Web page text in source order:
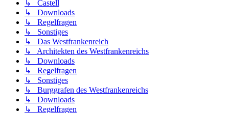
↳ Castell
↳ Downloads
↳ Regelfragen
↳ Sonstiges
↳ Das Westfrankenreich
↳ Architekten des Westfrankenreichs
↳ Downloads
↳ Regelfragen
↳ Sonstiges
↳ Burggrafen des Westfrankenreichs
↳ Downloads
↳ Regelfragen